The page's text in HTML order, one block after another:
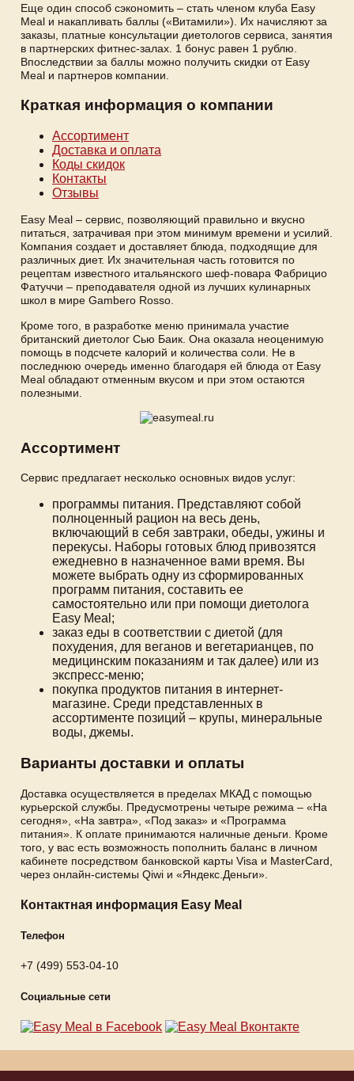
Еще один способ сэкономить – стать членом клуба Easy
Meal и накапливать баллы («Витамили»). Их начисляют за
заказы, платные консультации диетологов сервиса, занятия
в партнерских фитнес-залах. 1 бонус равен 1 рублю.
Впоследствии за баллы можно получить скидки от Easy
Meal и партнеров компании.
Краткая информация о компании
Ассортимент
Доставка и оплата
Коды скидок
Контакты
Отзывы
Easy Meal – сервис, позволяющий правильно и вкусно
питаться, затрачивая при этом минимум времени и усилий.
Компания создает и доставляет блюда, подходящие для
различных диет. Их значительная часть готовится по
рецептам известного итальянского шеф-повара Фабрицио
Фатуччи – преподавателя одной из лучших кулинарных
школ в мире Gambero Rosso.
Кроме того, в разработке меню принимала участие
британский диетолог Сью Баик. Она оказала неоценимую
помощь в подсчете калорий и количества соли. Не в
последнюю очередь именно благодаря ей блюда от Easy
Meal обладают отменным вкусом и при этом остаются
полезными.
Ассортимент
Сервис предлагает несколько основных видов услуг:
программы питания. Представляют собой
полноценный рацион на весь день,
включающий в себя завтраки, обеды, ужины и
перекусы. Наборы готовых блюд привозятся
ежедневно в назначенное вами время. Вы
можете выбрать одну из сформированных
программ питания, составить ее
самостоятельно или при помощи диетолога
Easy Meal;
заказ еды в соответствии с диетой (для
похудения, для веганов и вегетарианцев, по
медицинским показаниям и так далее) или из
экспресс-меню;
покупка продуктов питания в интернет-
магазине. Среди представленных в
ассортименте позиций – крупы, минеральные
воды, джемы.
Варианты доставки и оплаты
Доставка осуществляется в пределах МКАД с помощью
курьерской службы. Предусмотрены четыре режима – «На
сегодня», «На завтра», «Под заказ» и «Программа
питания». К оплате принимаются наличные деньги. Кроме
того, у вас есть возможность пополнить баланс в личном
кабинете посредством банковской карты Visa и MasterCard,
через онлайн-системы Qiwi и «Яндекс.Деньги».
Контактная информация Easy Meal
Телефон
+7 (499) 553-04-10
Социальные сети